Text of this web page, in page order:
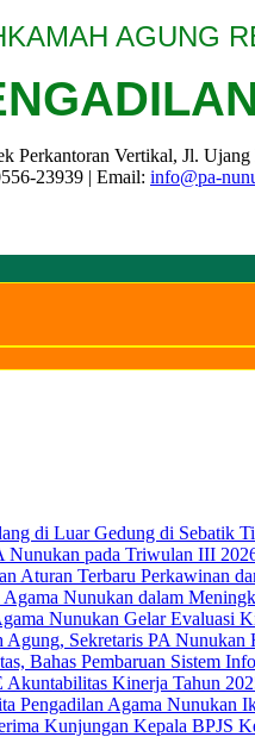
AGUNG
Perkantoran Vertikal, Jl.
23939 | Email: info@pa-
di Luar Gedung di Sebatik
pada Triwulan III
Aturan Terbaru Perkawinan
Nunukan dalam
Nunukan Gelar Evaluasi
Sekretaris PA
Bahas Pembaruan Sistem
Kinerja Tahun
Pengadilan Agama Nunukan
Kunjungan Kepala BPJS